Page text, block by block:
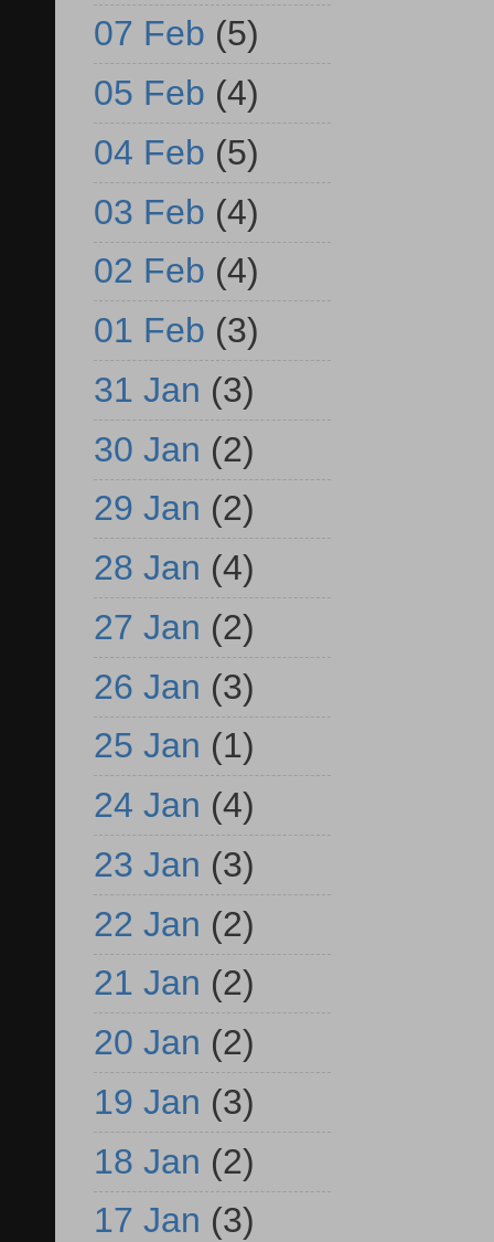
07 Feb (5)
05 Feb (4)
04 Feb (5)
03 Feb (4)
02 Feb (4)
01 Feb (3)
31 Jan (3)
30 Jan (2)
29 Jan (2)
28 Jan (4)
27 Jan (2)
26 Jan (3)
25 Jan (1)
24 Jan (4)
23 Jan (3)
22 Jan (2)
21 Jan (2)
20 Jan (2)
19 Jan (3)
18 Jan (2)
17 Jan (3)